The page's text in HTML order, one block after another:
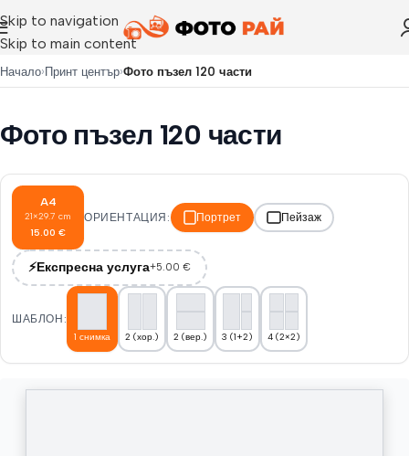
Skip to navigation
Skip to main content
Начало›Принт център›Фото пъзел 120 части
Фото пъзел 120 части
A4
21×29.7 cm
15.00 €
ОРИЕНТАЦИЯ: Портрет Пейзаж
⚡Експресна услуга+5.00 €
ШАБЛОН:
1 снимка 2 (хор.) 2 (вер.) 3 (1+2) 4 (2×2)